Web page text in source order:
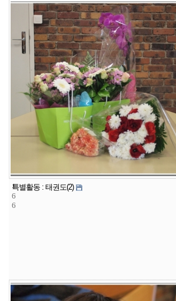
1
6
6
특별활동 : 태권도(2)